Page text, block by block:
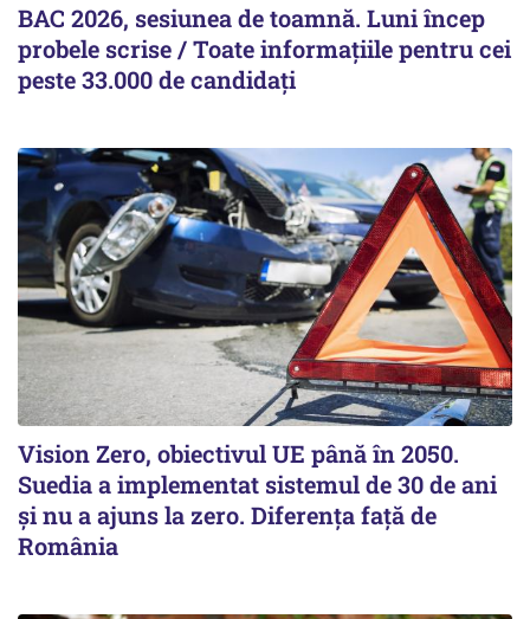
BAC 2026, sesiunea de toamnă. Luni încep
probele scrise / Toate informațiile pentru cei
peste 33.000 de candidați
Vision Zero, obiectivul UE până în 2050.
Suedia a implementat sistemul de 30 de ani
şi nu a ajuns la zero. Diferenţa faţă de
România